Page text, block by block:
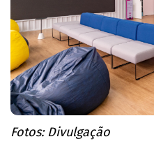
Fotos: Divulgação